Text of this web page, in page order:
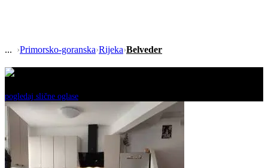
›Primorsko-goranska›Rijeka›Belveder
pogledaj slične oglase